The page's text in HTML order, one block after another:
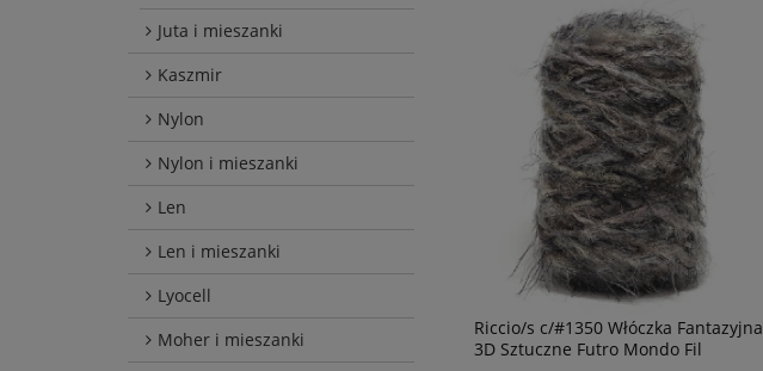
Juta i mieszanki
Kaszmir
Nylon
Nylon i mieszanki
Len
Len i mieszanki
Lyocell
Moher i mieszanki
Riccio/s c/#1350 Włóczka Fantazyjna
3D Sztuczne Futro Mondo Fil